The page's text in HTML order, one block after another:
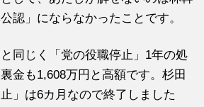
認」にならなかったことです。
同じく「党の役職停止」1年の処
金も1,608万円と高額です。杉田
」は6カ月なので終了しました